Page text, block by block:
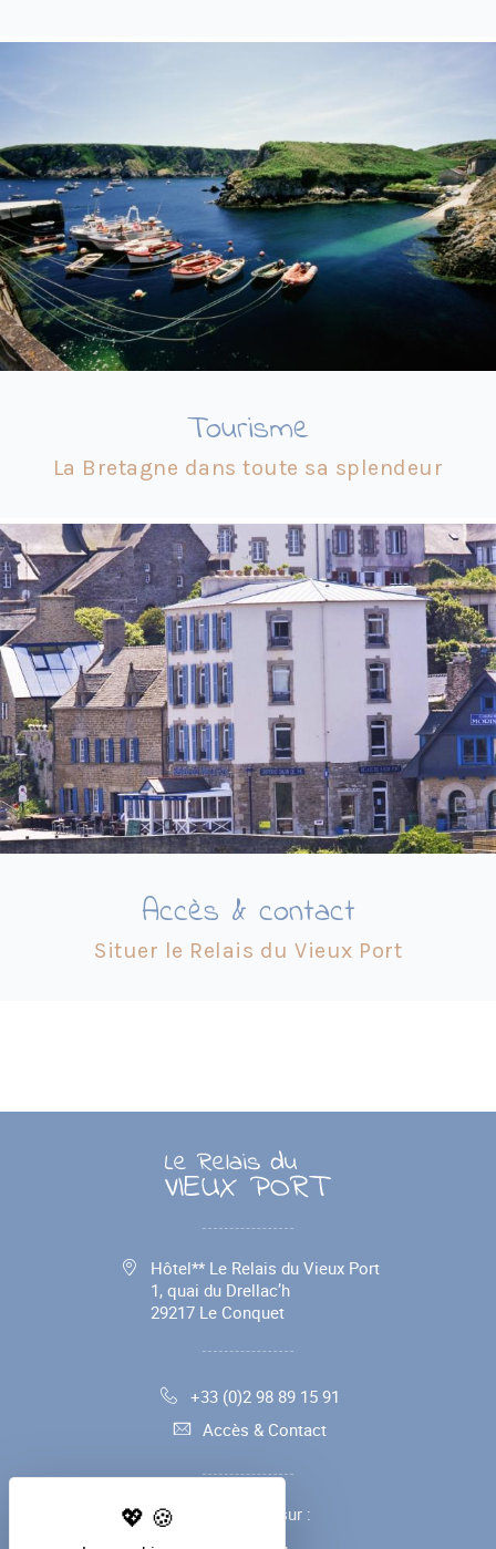
Tourisme
La Bretagne dans toute sa splendeur
Accès & contact
Situer le Relais du Vieux Port
Hôtel** Le Relais du Vieux Port
1, quai du Drellac’h
29217 Le Conquet
+33 (0)2 98 89 15 91
Accès & Contact
Suivez-nous sur :